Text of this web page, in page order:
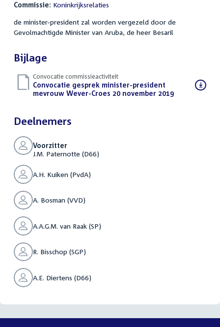
Commissie: Koninkrijksrelaties
de minister-president zal worden vergezeld door de
Gevolmachtigde Minister van Aruba, de heer Besaril
Bijlage
Convocatie commissieactiviteit
Download
bestand:
Convocatie gesprek minister-president
mevrouw Wever-Croes 20 november 2019(PDF)
Deelnemers
Voorzitter
J.M. Paternotte (D66)
A.H. Kuiken (PvdA)
A. Bosman (VVD)
A.A.G.M. van Raak (SP)
R. Bisschop (SGP)
A.E. Diertens (D66)